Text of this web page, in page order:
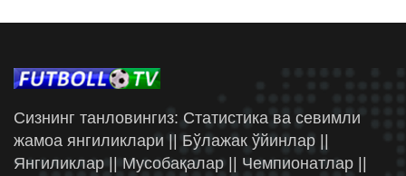
Сизнинг танловингиз: Статистика ва севимли
жамоа янгиликлари || Бўлажак ўйинлар ||
Янгиликлар || Мусобақалар || Чемпионатлар ||